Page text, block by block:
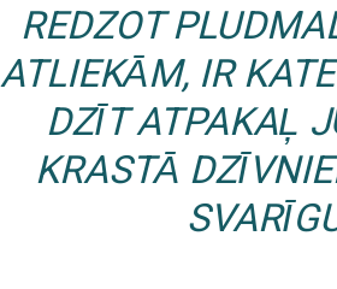
REDZOT
ATLIEKĀM, IR
DZĪT ATPAKAĻ
KRASTĀ